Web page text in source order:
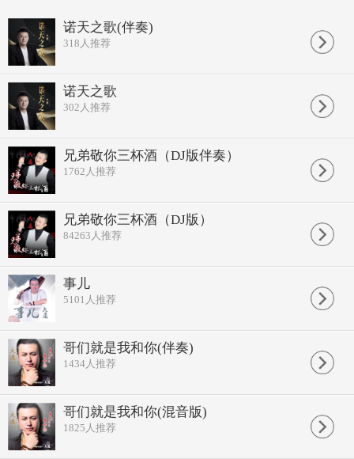
诺天之歌(伴奏)
318 人推荐
诺天之歌
302 人推荐
兄弟敬你三杯酒（DJ版伴奏）
1762 人推荐
兄弟敬你三杯酒（DJ版）
84263 人推荐
事儿
5101 人推荐
哥们就是我和你(伴奏)
1434人推荐
哥们就是我和你(混音版)
1825 人推荐